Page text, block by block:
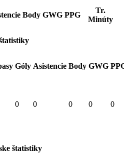
Body GWG PPG
Tr.
Minúty
Góly Asistencie Body GWG
0 0 0 0 0
štatistiky